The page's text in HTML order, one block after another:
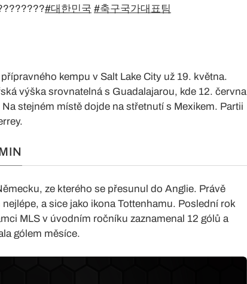
#대한민국 #축구국가대표팀
kempu v Salt Lake City už 19. května.
výška srovnatelná s Guadalajarou, kde 12. června
stejném místě dojde na střetnutí s Mexikem. Partii
ze kterého se přesunul do Anglie. Právě
a sice jako ikona Tottenhamu. Poslední rok
MLS v úvodním ročníku zaznamenal 12 gólů a
gólem měsíce.